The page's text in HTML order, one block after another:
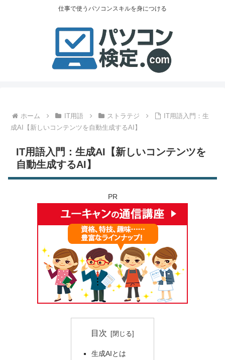
仕事で使うパソコンスキルを身につける
ホーム IT用語 ストラテジ
IT用語入門：生
成AI【新しいコンテンツを自動生成するAI】
IT用語入門：生成AI【新しいコンテンツを
自動生成するAI】
PR
目次
生成AIとは